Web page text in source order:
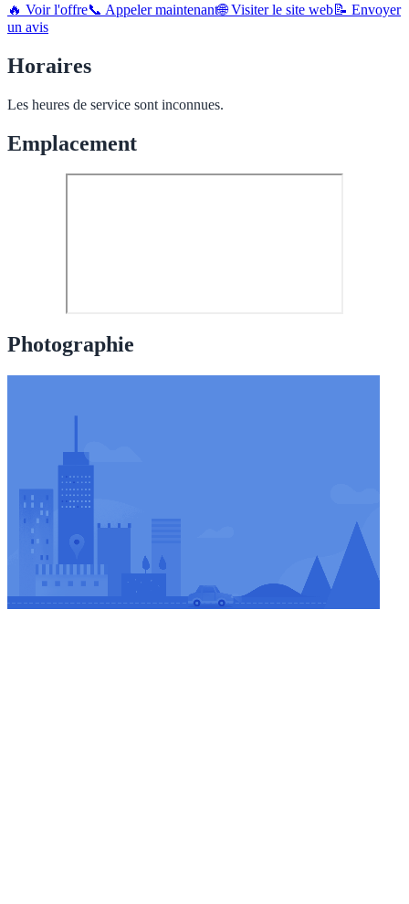
🔥 Voir l'offre📞 Appeler maintenant🌐 Visiter le site web📝 Envoyer
un avis
Horaires
Les heures de service sont inconnues.
Emplacement
Photographie